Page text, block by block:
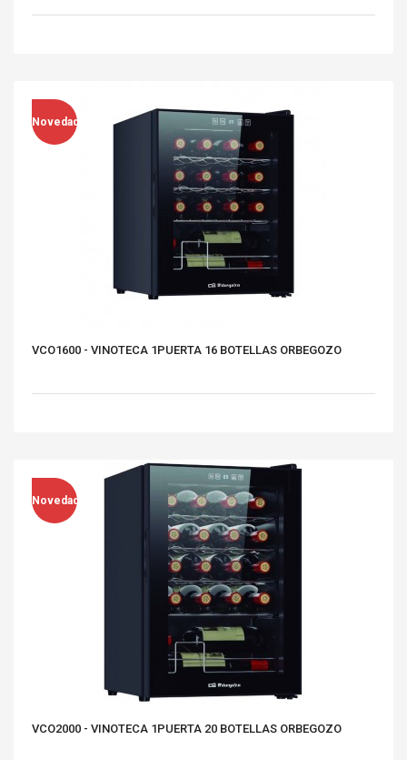
Novedad
VCO1600 - VINOTECA 1PUERTA 16 BOTELLAS ORBEGOZO
Novedad
VCO2000 - VINOTECA 1PUERTA 20 BOTELLAS ORBEGOZO